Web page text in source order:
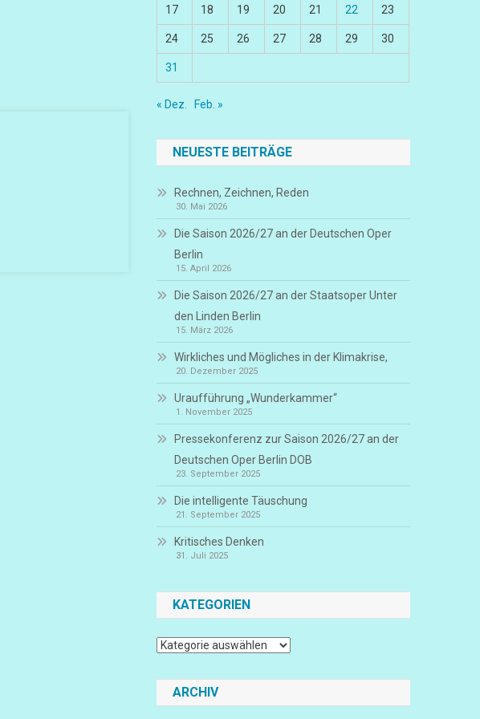
17 18 19 20 21 22 23
24 25 26 27 28 29 30
31
« Dez. Feb. »
NEUESTE BEITRÄGE
Rechnen, Zeichnen, Reden
30. Mai 2026
Die Saison 2026/27 an der Deutschen Oper
Berlin
15. April 2026
Die Saison 2026/27 an der Staatsoper Unter
den Linden Berlin
15. März 2026
Wirkliches und Mögliches in der Klimakrise,
20. Dezember 2025
Uraufführung „Wunderkammer“
1. November 2025
Pressekonferenz zur Saison 2026/27 an der
Deutschen Oper Berlin DOB
23. September 2025
Die intelligente Täuschung
21. September 2025
Kritisches Denken
31. Juli 2025
KATEGORIEN
Kategorien
ARCHIV